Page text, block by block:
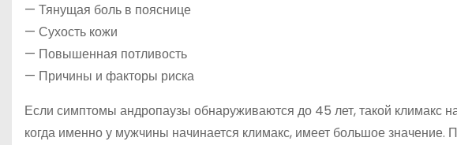
— Тянущая боль в пояснице
— Сухость кожи
— Повышенная потливость
— Причины и факторы риска
Если симптомы андропаузы обнаруживаются до 45 лет, такой климакс
когда именно у мужчины начинается климакс, имеет большое